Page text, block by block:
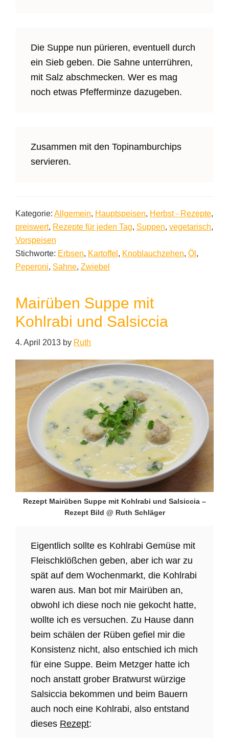
Die Suppe nun pürieren, eventuell durch
ein Sieb geben. Die Sahne unterrühren,
mit Salz abschmecken. Wer es mag
noch etwas Pfefferminze dazugeben.
Zusammen mit den Topinamburchips
servieren.
Kategorie: Allgemein, Hauptspeisen, Herbst - Rezepte,
preiswert, Rezepte für jeden Tag, Suppen, vegetarisch,
Vorspeisen
Stichworte: Erbsen, Kartoffel , Knoblauchzehen, Öl ,
Peperoni, Sahne, Zwiebel
Mairüben Suppe mit
Kohlrabi und Salsiccia
4. April 2013 by Ruth
Rezept Mairüben Suppe mit Kohlrabi und Salsiccia –
Rezept Bild @ Ruth Schläger
Eigentlich sollte es Kohlrabi Gemüse mit
Fleischklößchen geben, aber ich war zu
spät auf dem Wochenmarkt, die Kohlrabi
waren aus. Man bot mir Mairüben an,
obwohl ich diese noch nie gekocht hatte,
wollte ich es versuchen. Zu Hause dann
beim schälen der Rüben gefiel mir die
Konsistenz nicht, also entschied ich mich
für eine Suppe. Beim Metzger hatte ich
noch anstatt grober Bratwurst würzige
Salsiccia bekommen und beim Bauern
auch noch eine Kohlrabi, also entstand
dieses Rezept: